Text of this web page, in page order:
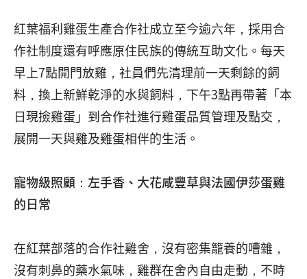
紅葉福利雞蛋生產合作社成立至今逾六年，採用合
作社制度還有呼應原住民族的傳統互助文化。每天
早上7點開門放雞，社員們先清理前一天剩餘的飼
料，換上新鮮乾淨的水與飼料，下午3點再帶著「本
日現撿雞蛋」到合作社進行雞蛋品質管理及點交，
展開一天與雞及雞蛋相伴的生活。
寵物級照顧：左手香、大花咸豐草與法國伊莎蛋雞
的日常
在紅葉部落的合作社雞舍，沒有密集籠養的嘈雜，
沒有刺鼻的藥水氣味，雞群在舍內自由走動，不時